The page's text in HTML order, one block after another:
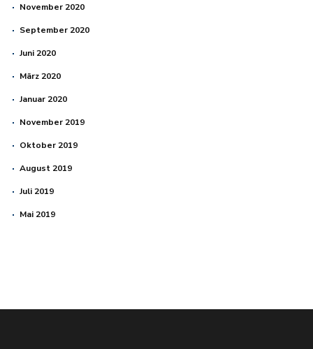
November 2020
September 2020
Juni 2020
März 2020
Januar 2020
November 2019
Oktober 2019
August 2019
Juli 2019
Mai 2019